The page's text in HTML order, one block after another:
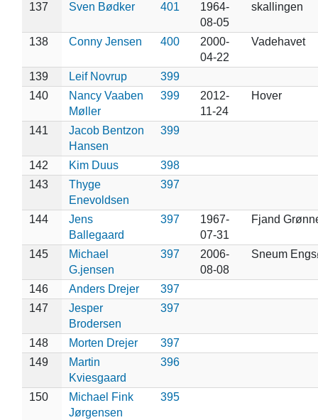
137 Sven Bødker 401
1964-
08-05
skallingen
138 Conny Jensen 400
2000-
04-22
Vadehavet
139 Leif Novrup
399
140
Nancy Vaaben
Møller
399
2012-
11-24
Hover
141
Jacob Bentzon
Hansen
399
142 Kim Duus
398
143
Thyge
Enevoldsen
397
144
Jens
Ballegaard
397
1967-
07-31
Fjand
145
Michael
G.jensen
397
2006-
08-08
Sneum
146 Anders Drejer
397
147
Jesper
Brodersen
397
148 Morten Drejer
397
149
Martin
Kviesgaard
396
150
Michael Fink
Jørgensen
395